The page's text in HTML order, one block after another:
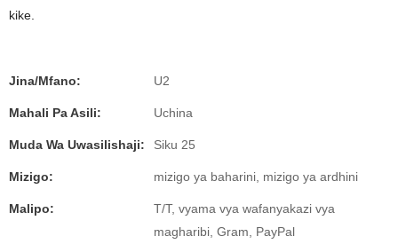
kike.
Jina/Mfano: U2
Mahali Pa Asili: Uchina
Muda Wa Uwasilishaji: Siku 25
Mizigo: mizigo ya baharini, mizigo ya ardhini
Malipo:
T/T, vyama vya wafanyakazi vya
magharibi, Gram, PayPal